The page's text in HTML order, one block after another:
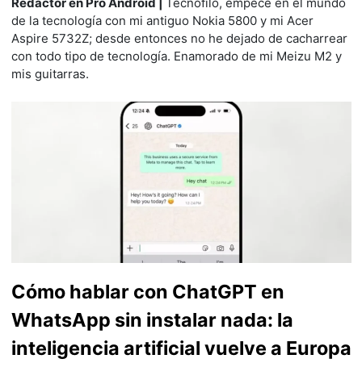
de la tecnología con mi antiguo Nokia 5800 y mi Acer
Aspire 5732Z; desde entonces no he dejado de cacharrear
con todo tipo de tecnología. Enamorado de mi Meizu M2 y
mis guitarras.
Cómo hablar con ChatGPT en
WhatsApp sin instalar nada: la
inteligencia artificial vuelve a Europa